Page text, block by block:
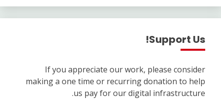
Support Us!
If you appreciate our work, please consider
making a one time or recurring donation to help
us pay for our digital infrastructure.